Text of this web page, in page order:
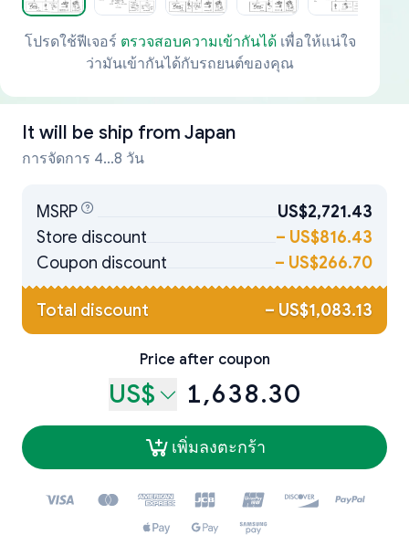
โปรดใช้ฟีเจอร์ ตรวจสอบความเข้ากันได้เพื่อให้แน่ใจ
ว่ามันเข้ากันได้กับรถยนต์ของคุณ
It will be ship from Japan
การจัดการ 4...8 วัน
MSRP
US$2,721.43
Store discount
– US$816.43
Coupon discount
– US$266.70
Total discount – US$1,083.13
Price after coupon
US$ 1,638.30
เพิ่มลงตะกร้า